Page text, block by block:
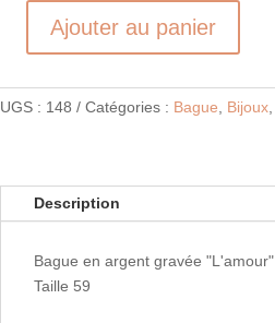
quantité
Bague
Plaque
Ajouter au panier
UGS : 148 Catégories : Bague Bijoux
Description
Bague en argent gravée "L'amour"
Taille 59